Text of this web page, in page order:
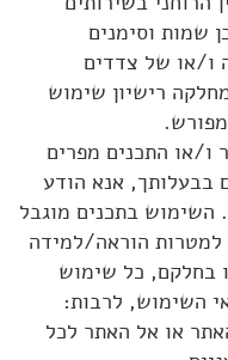
שמות וסימנים
ו/או של צדדים
רישיון שימוש
ו/או התכנים מפרים
בבעלותך, אנא הודע
השימוש בתכנים מוגבל
למטרות הוראה/למידה
בחלקם, כל שימוש
השימוש, לרבות:
או אל האתר לכל